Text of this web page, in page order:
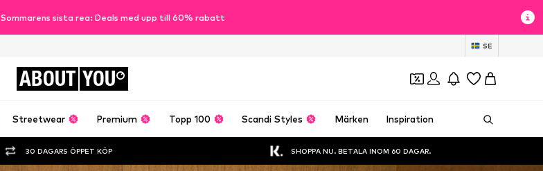
Sommarens sista rea: Deals med upp till 60% rabatt
SE
ABOUT YOU
Streetwear Premium Topp 100 Scandi Styles Märken Inspiration
30 DAGARS ÖPPET KÖP SHOPPA NU. BETALA INOM 60 DAGAR.